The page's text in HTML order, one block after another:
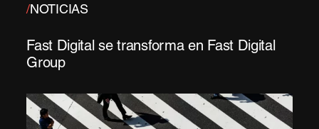
/NOTICIAS
Fast Digital se transforma en Fast Digital
Group